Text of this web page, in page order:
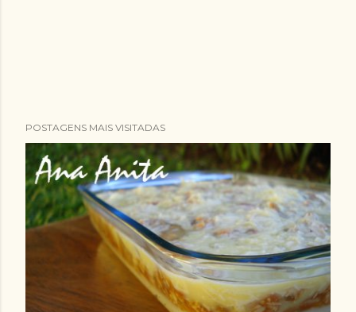
POSTAGENS MAIS VISITADAS